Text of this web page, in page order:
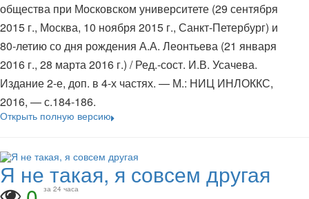
общества при Московском университете (29 сентября
2015 г., Москва, 10 ноября 2015 г., Санкт-Петербург) и
80-летию со дня рождения А.А. Леонтьева (21 января
2016 г., 28 марта 2016 г.) / Ред.-сост. И.В. Усачева.
Издание 2-е, доп. в 4-х частях. — М.: НИЦ ИНЛОККС,
2016, — с.184-186.
Открыть полную версию
Я не такая, я совсем другая
за 24 часа